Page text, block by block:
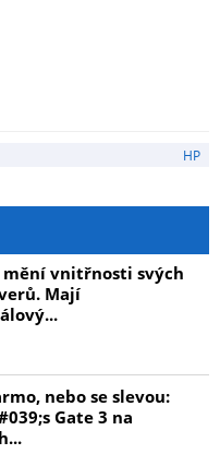
HP
mění vnitřnosti svých
Mají
nebo se slevou:
Gate 3 na